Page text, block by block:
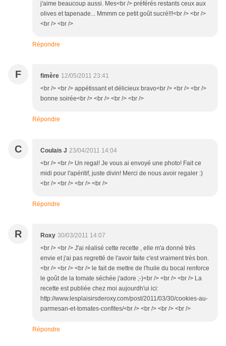
j'aime beaucoup aussi. Mes<br /> préférés restants ceux aux
olives et tapenade... Mmmm ce petit goût sucré!!!<br /> <br />
<br /> <br />
Répondre
F fimère 12/05/2011 23:41
<br /> <br /> appétissant et délicieux bravo<br /> <br /> <br />
bonne soirée<br /> <br /> <br /> <br />
Répondre
C Coulais J 23/04/2011 14:04
<br /> <br /> Un regal! Je vous ai envoyé une photo! Fait ce
midi pour l'apéritif, juste divin! Merci de nous avoir regaler :)
<br /> <br /> <br /> <br />
Répondre
R Roxy 30/03/2011 14:07
<br /> <br /> J'ai réalisé cette recette , elle m'a donné très
envie et j'ai pas regretté de l'avoir faite c'est vraiment très bon.
<br /> <br /> <br /> le fait de mettre de l'huile du bocal renforce
le goût de la tomate séchée j'adore ;-)<br /> <br /> <br /> La
recette est publiée chez moi aujourdh'ui ici:
http://www.lesplaisirsderoxy.com/post/2011/03/30/cookies-au-
parmesan-et-tomates-confites/<br /> <br /> <br /> <br />
Répondre